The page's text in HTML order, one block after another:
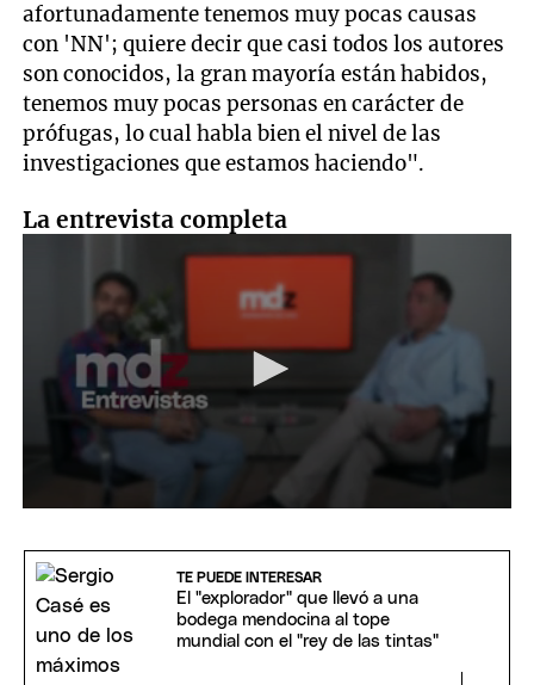
afortunadamente tenemos muy pocas causas
con 'NN'; quiere decir que casi todos los autores
son conocidos, la gran mayoría están habidos,
tenemos muy pocas personas en carácter de
prófugas, lo cual habla bien el nivel de las
investigaciones que estamos haciendo".
La entrevista completa
of
32
minutes,
32
seconds
TE PUEDE INTERESAR
El "explorador" que llevó a una
bodega mendocina al tope
mundial con el "rey de las tintas"